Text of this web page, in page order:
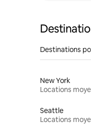
Destinations
New York
Seattle